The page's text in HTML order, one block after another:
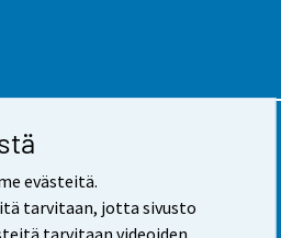
evästeitä.
tarvitaan, jotta sivusto